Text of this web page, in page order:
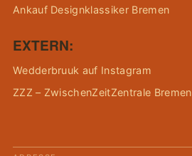
Ankauf Designklassiker Bremen
EXTERN:
Wedderbruuk auf Instagram
ZZZ – ZwischenZeitZentrale Bremen